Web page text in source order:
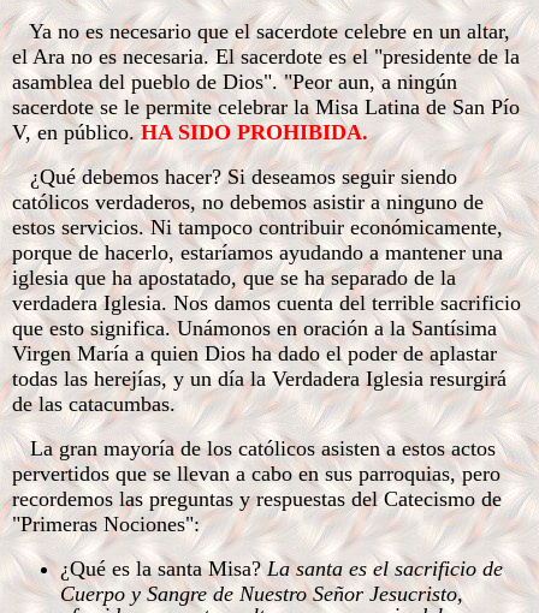
Ya no es necesario que el sacerdote celebre en un altar,
el Ara no es necesaria. El sacerdote es el "presidente de la
asamblea del pueblo de Dios". "Peor aun, a ningún
sacerdote se le permite celebrar la Misa Latina de San Pío
V, en público.HA SIDO PROHIBIDA.
¿Qué debemos hacer? Si deseamos seguir siendo
católicos verdaderos, no debemos asistir a ninguno de
estos servicios. Ni tampoco contribuir económicamente,
porque de hacerlo, estaríamos ayudando a mantener una
iglesia que ha apostatado, que se ha separado de la
verdadera Iglesia. Nos damos cuenta del terrible sacrificio
que esto significa. Unámonos en oración a la Santísima
Virgen María a quien Dios ha dado el poder de aplastar
todas las herejías, y un día la Verdadera Iglesia resurgirá
de las catacumbas.
La gran mayoría de los católicos asisten a estos actos
pervertidos que se llevan a cabo en sus parroquias, pero
recordemos las preguntas y respuestas del Catecismo de
"Primeras Nociones":
¿Qué es la santa Misa?La santa es el sacrificio de
Cuerpo y Sangre de Nuestro Señor Jesucristo,